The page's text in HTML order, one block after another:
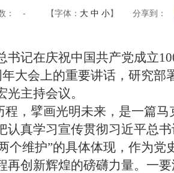
： - 【字体： 大 中 小】 分享到：
记在庆祝中国共产党成立
大会上的重要讲话，研究部
主持会议。
，擘画光明未来，是一篇
真学习宣传贯彻习近平总
个维护”的具体体现，作为
创新辉煌的磅礴力量。一